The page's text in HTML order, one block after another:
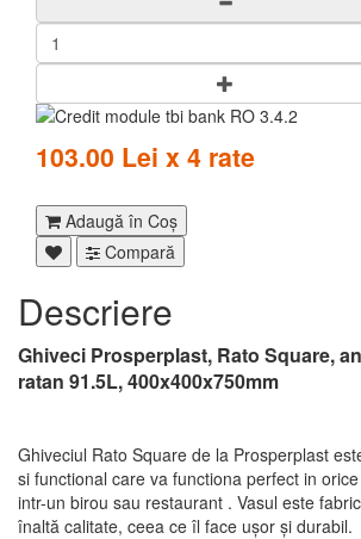
103.00 Lei x 4 rate
Adaugă în Coş
Compară
Descriere
Ghiveci Prosperplast, Rato Square,
ratan 91.5L, 400x400x750mm
Ghiveciul Rato Square de la Prosperplast
si functional care va functiona perfect in
intr-un birou sau restaurant . Vasul este
înaltă calitate, ceea ce îl face ușor și durabil.